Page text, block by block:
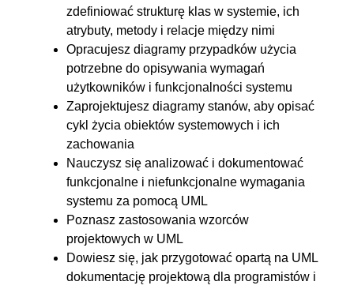
zdefiniować strukturę klas w systemie, ich
atrybuty, metody i relacje między nimi
Opracujesz diagramy przypadków użycia
potrzebne do opisywania wymagań
użytkowników i funkcjonalności systemu
Zaprojektujesz diagramy stanów, aby opisać
cykl życia obiektów systemowych i ich
zachowania
Nauczysz się analizować i dokumentować
funkcjonalne i niefunkcjonalne wymagania
systemu za pomocą UML
Poznasz zastosowania wzorców
projektowych w UML
Dowiesz się, jak przygotować opartą na UML
dokumentację projektową dla programistów i